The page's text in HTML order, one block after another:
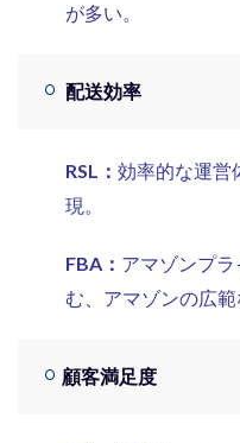
が多い。
配送効率
RSL： 効率的な運営
現。
FBA： アマゾンプ
む、アマゾンの広範
顧客満足度